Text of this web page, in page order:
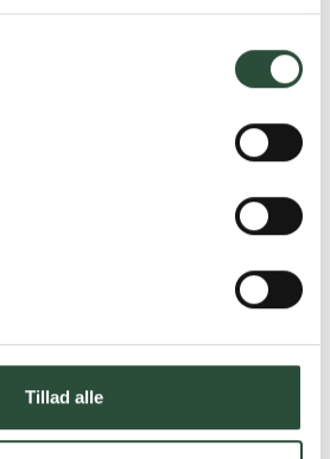
Tillad alle